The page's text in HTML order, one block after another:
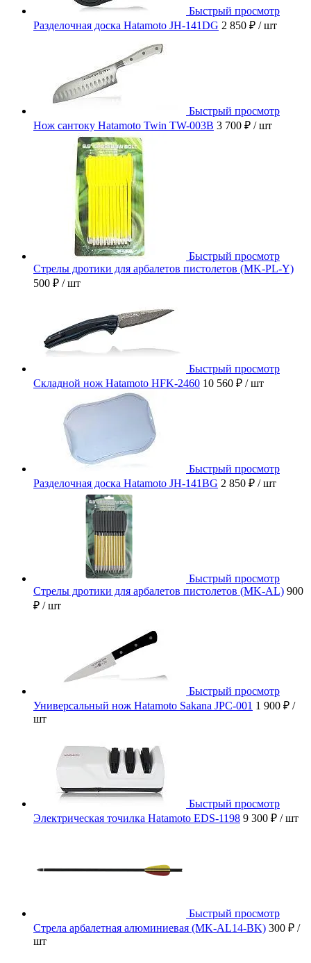
Быстрый просмотр
Разделочная доска Hatamoto JH-141DG 2 850 ₽ / шт
Быстрый просмотр
Нож сантоку Hatamoto Twin TW-003B 3 700 ₽ / шт
Быстрый просмотр
Стрелы дротики для арбалетов пистолетов (MK-PL-Y)
500 ₽ / шт
Быстрый просмотр
Складной нож Hatamoto HFK-2460 10 560 ₽ / шт
Быстрый просмотр
Разделочная доска Hatamoto JH-141BG 2 850 ₽ / шт
Быстрый просмотр
Стрелы дротики для арбалетов пистолетов (MK-AL) 900
₽ / шт
Быстрый просмотр
Универсальный нож Hatamoto Sakana JPC-001 1 900 ₽ /
шт
Быстрый просмотр
Электрическая точилка Hatamoto EDS-1198 9 300 ₽ / шт
Быстрый просмотр
Стрела арбалетная алюминиевая (MK-AL14-BK) 300 ₽ /
шт